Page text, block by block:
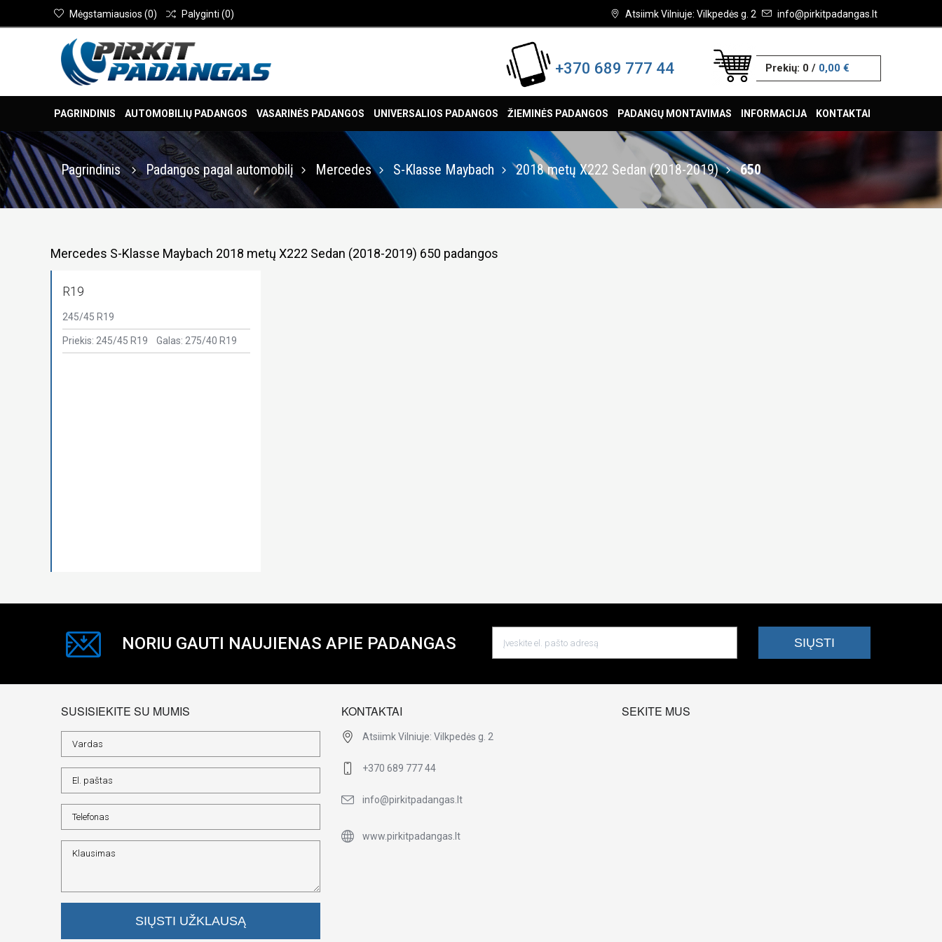
Atsiimk Vilniuje: Vilkpedės g. 2 info@pirkitpadangas.lt
Mėgstamiausios (0) Palyginti (0)
+370 689 777 44 Prekių: 0/ 0,00 €
PAGRINDINIS AUTOMOBILIŲ PADANGOS VASARINĖS PADANGOS UNIVERSALIOS PADANGOS ŽIEMINĖS PADANGOS PADANGŲ MONTAVIMAS INFORMACIJA KONTAKTAI
Pagrindinis Padangos pagal automobilį Mercedes S-Klasse Maybach 2018 metų X222 Sedan (2018-2019) 650
Mercedes S-Klasse Maybach 2018 metų X222 Sedan (2018-2019) 650 padangos
R19
245/45 R19
Priekis: 245/45 R19 Galas: 275/40 R19
NORIU GAUTI NAUJIENAS APIE PADANGAS
SUSISIEKITE SU MUMIS
SIŲSTI UŽKLAUSĄ
KONTAKTAI
Atsiimk Vilniuje: Vilkpedės g. 2
+370 689 777 44
info@pirkitpadangas.lt
www.pirkitpadangas.lt
SEKITE MUS